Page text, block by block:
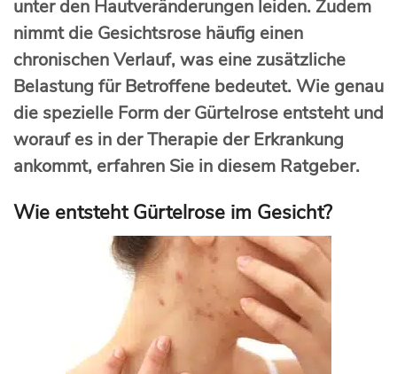
unter den Hautveränderungen leiden. Zudem
nimmt die Gesichtsrose häufig einen
chronischen Verlauf, was eine zusätzliche
Belastung für Betroffene bedeutet. Wie genau
die spezielle Form der Gürtelrose entsteht und
worauf es in der Therapie der Erkrankung
ankommt, erfahren Sie in diesem Ratgeber.
Wie entsteht Gürtelrose im Gesicht?